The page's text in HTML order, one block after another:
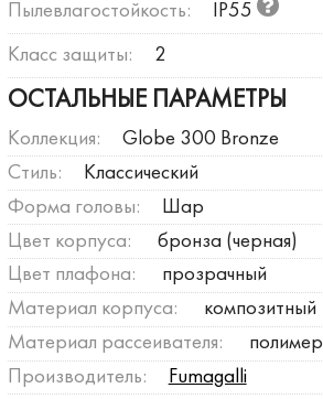
Пылевлагостойкость: IP55
Класс защиты: 2
ОСТАЛЬНЫЕ ПАРАМЕТРЫ
Коллекция:
Globe 300 Bronze
Стиль:
Классический
Форма головы:
Шар
Цвет корпуса:
бронза (черная)
Цвет плафона:
прозрачный
Материал корпуса:
композитный
Материал рассеивателя:
полимер
Производитель:
Fumagalli